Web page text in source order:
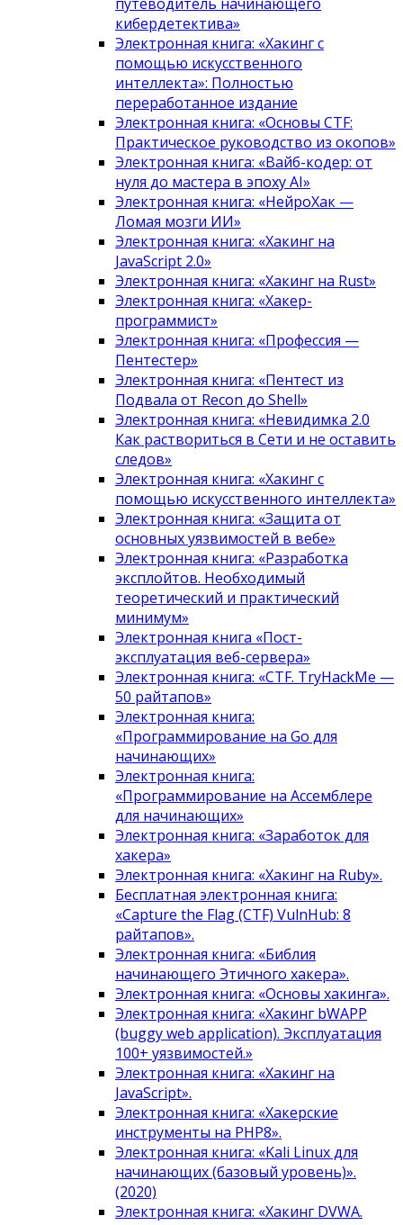
путеводитель начинающего
кибердетектива»
Электронная книга: «Хакинг с
помощью искусственного
интеллекта»: Полностью
переработанное издание
Электронная книга: «Основы CTF:
Практическое руководство из окопов»
Электронная книга: «Вайб-кодер: от
нуля до мастера в эпоху AI»
Электронная книга: «НейроХак —
Ломая мозги ИИ»
Электронная книга: «Хакинг на
JavaScript 2.0»
Электронная книга: «Хакинг на Rust»
Электронная книга: «Хакер-
программист»
Электронная книга: «Профессия —
Пентестер»
Электронная книга: «Пентест из
Подвала от Recon до Shell»
Электронная книга: «Невидимка 2.0
Как раствориться в Сети и не оставить
следов»
Электронная книга: «Хакинг с
помощью искусственного интеллекта»
Электронная книга: «Защита от
основных уязвимостей в вебе»
Электронная книга: «Разработка
эксплойтов. Необходимый
теоретический и практический
минимум»
Электронная книга «Пост-
эксплуатация веб-сервера»
Электронная книга: «CTF. TryHackMe —
50 райтапов»
Электронная книга:
«Программирование на Go для
начинающих»
Электронная книга:
«Программирование на Ассемблере
для начинающих»
Электронная книга: «Заработок для
хакера»
Электронная книга: «Хакинг на Ruby».
Бесплатная электронная книга:
«Capture the Flag (CTF) VulnHub: 8
райтапов».
Электронная книга: «Библия
начинающего Этичного хакера».
Электронная книга: «Основы хакинга».
Электронная книга: «Хакинг bWAPP
(buggy web application). Эксплуатация
100+ уязвимостей.»
Электронная книга: «Хакинг на
JavaScript».
Электронная книга: «Хакерские
инструменты на PHP8».
Электронная книга: «Kali Linux для
начинающих (базовый уровень)».
(2020)
Электронная книга: «Хакинг DVWA.